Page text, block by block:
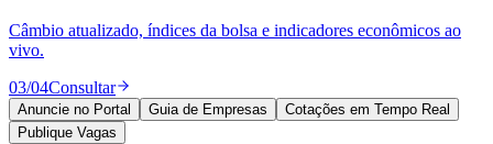
Câmbio atualizado, índices da bolsa e indicadores econômicos ao
vivo.
03/04Consultar
Anuncie no Portal Guia de Empresas
Cotações em Tempo Real
Publique Vagas